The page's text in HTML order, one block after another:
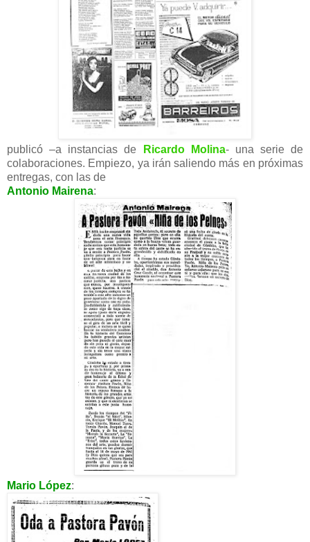
publicó –a instancias de Ricardo Molina- una serie de
colaboraciones. Empiezo, ya irán saliendo más en próximas
entregas, con las de
Antonio Mairena:
Mario López: